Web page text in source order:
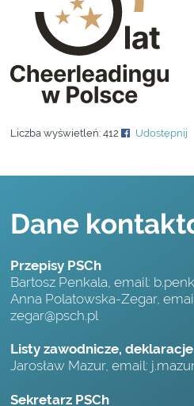
Liczba wyświetleń: 412 Udostępnij
Dane
Przepisy PSCh
Bartosz Penkala, email:
Anna Polatowska-Zegar,
zegar@psch.pl
Listy zawodnicze, deklaracje
Jarosław Mazur, email:
Sekretarz PSCh